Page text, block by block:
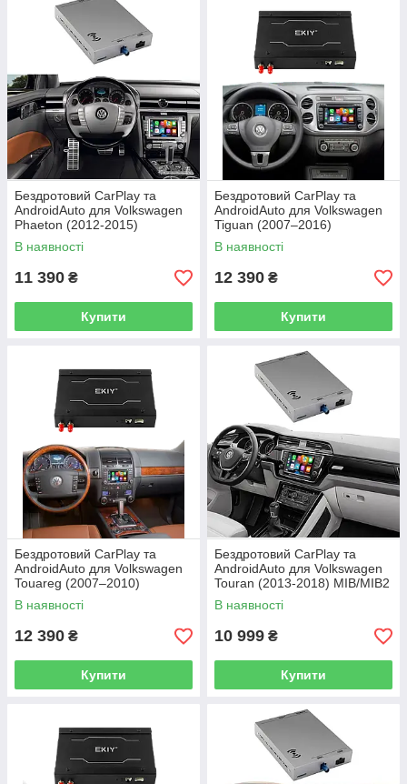
Бездротовий CarPlay та
AndroidAuto для Volkswagen
Phaeton (2012-2015)
MIB/MIB2
В наявності
11 390 ₴
Купити
Бездротовий CarPlay та
AndroidAuto для Volkswagen
Tiguan (2007–2016)
В наявності
12 390 ₴
Купити
Бездротовий CarPlay та
AndroidAuto для Volkswagen
Touareg (2007–2010)
В наявності
12 390 ₴
Купити
Бездротовий CarPlay та
AndroidAuto для Volkswagen
Touran (2013-2018) MIB/MIB2
В наявності
10 999 ₴
Купити